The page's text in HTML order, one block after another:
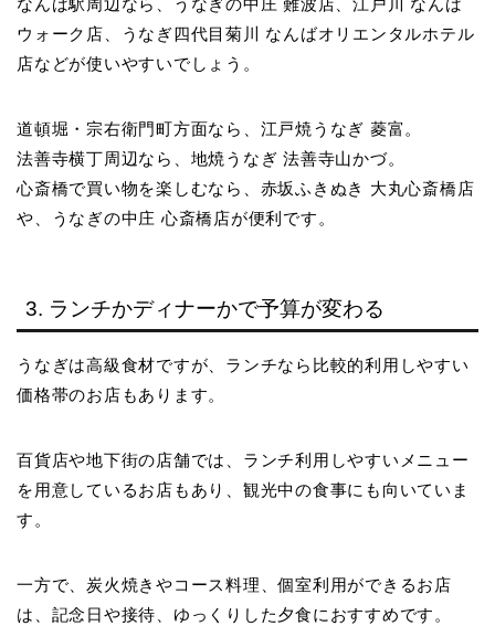
なんば駅周辺なら、うなぎの中庄 難波店、江戸川 なんば
ウォーク店、うなぎ四代目菊川 なんばオリエンタルホテル
店などが使いやすいでしょう。
道頓堀・宗右衛門町方面なら、江戸焼うなぎ 菱富。
法善寺横丁周辺なら、地焼うなぎ 法善寺山かづ。
心斎橋で買い物を楽しむなら、赤坂ふきぬき 大丸心斎橋店
や、うなぎの中庄 心斎橋店が便利です。
3. ランチかディナーかで予算が変わる
うなぎは高級食材ですが、ランチなら比較的利用しやすい
価格帯のお店もあります。
百貨店や地下街の店舗では、ランチ利用しやすいメニュー
を用意しているお店もあり、観光中の食事にも向いていま
す。
一方で、炭火焼きやコース料理、個室利用ができるお店
は、記念日や接待、ゆっくりした夕食におすすめです。